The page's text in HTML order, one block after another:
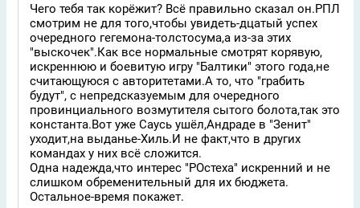
Чего тебя так корёжит? Всё правильно сказал он.РПЛ
смотрим не для того,чтобы увидеть-дцатый успех
очередного гегемона-толстосума,а из-за этих
"выскочек".Как все нормальные смотрят корявую,
искреннюю и боевитую игру "Балтики" этого года,не
считающуюся с авторитетами.А то, что "грабить
будут", с непредсказуемым для очередного
провинциального возмутителя сытого болота,так это
константа.Вот уже Саусь ушёл,Андраде в "Зенит"
уходит,на выданье-Хиль.И не факт,что в других
командах у них всё сложится.
Одна надежда,что интерес "РОстеха" искренний и не
слишком обременительный для их бюджета.
Остальное-время покажет.